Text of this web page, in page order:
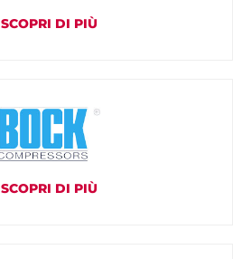
SCOPRI DI PIÙ
SCOPRI DI PIÙ